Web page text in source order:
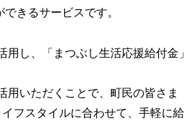
きるサービスです。
し、「まつぶし生活応援給付金」
用いただくことで、町民の皆さま
フスタイルに合わせて、手軽に給